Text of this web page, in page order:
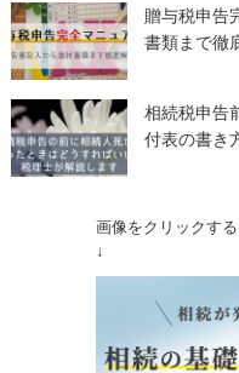
贈与税申告
書類まで徹
相続税申告
付表の書き
画像をクリックす
↓